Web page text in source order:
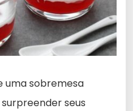
uma sobremesa
seus